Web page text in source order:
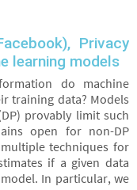
Privacy
learning models
do machine
training data? Models
provably limit such
open for non-DP
techniques for
if a given data
In particular, we